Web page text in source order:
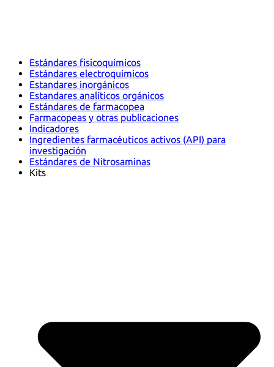
Estándares fisicoquímicos
Estándares electroquímicos
Estandares inorgánicos
Estandares analíticos orgánicos
Estándares de farmacopea
Farmacopeas y otras publicaciones
Indicadores
Ingredientes farmacéuticos activos (API) para
investigación
Estándares de Nitrosaminas
Kits